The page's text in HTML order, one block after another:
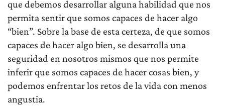
que debemos desarrollar alguna habilidad que nos
permita sentir que somos capaces de hacer algo
“bien”. Sobre la base de esta certeza, de que somos
capaces de hacer algo bien, se desarrolla una
seguridad en nosotros mismos que nos permite
inferir que somos capaces de hacer cosas bien, y
podemos enfrentar los retos de la vida con menos
angustia.